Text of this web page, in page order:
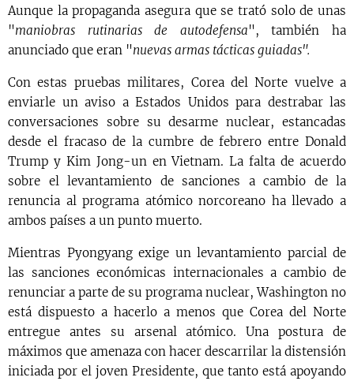
Aunque la propaganda asegura que se trató solo de unas
"maniobras rutinarias de autodefensa", también ha
anunciado que eran "nuevas armas tácticas guiadas".
Con estas pruebas militares, Corea del Norte vuelve a
enviarle un aviso a Estados Unidos para destrabar las
conversaciones sobre su desarme nuclear, estancadas
desde el fracaso de la cumbre de febrero entre Donald
Trump y Kim Jong-un en Vietnam. La falta de acuerdo
sobre el levantamiento de sanciones a cambio de la
renuncia al programa atómico norcoreano ha llevado a
ambos países a un punto muerto.
Mientras Pyongyang exige un levantamiento parcial de
las sanciones económicas internacionales a cambio de
renunciar a parte de su programa nuclear, Washington no
está dispuesto a hacerlo a menos que Corea del Norte
entregue antes su arsenal atómico. Una postura de
máximos que amenaza con hacer descarrilar la distensión
iniciada por el joven Presidente, que tanto está apoyando